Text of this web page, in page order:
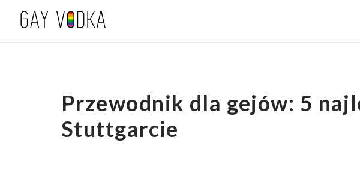
Przewodnik dla gejów: 5
Stuttgarcie